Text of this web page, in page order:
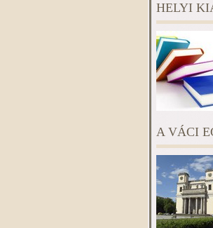
HELYI
A VÁCI